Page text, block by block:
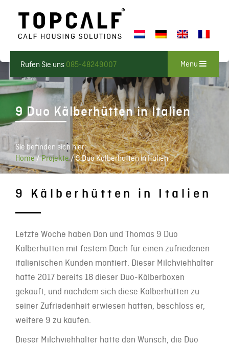
Rufen Sie uns 085-48249007 Menu
9 Duo Kälberhütten in Italien
Sie befinden sich hier:
Home/Projekte/9 Duo Kälberhütten in Italien
9 Kälberhütten in Italien
Letzte Woche haben Don und Thomas 9 Duo
Kälberhütten mit festem Dach für einen zufriedenen
italienischen Kunden montiert. Dieser Milchviehhalter
hatte 2017 bereits 18 dieser Duo-Kälberboxen
gekauft, und nachdem sich diese Kälberhütten zu
seiner Zufriedenheit erwiesen hatten, beschloss er,
weitere 9 zu kaufen.
Dieser Milchviehhalter hatte den Wunsch, die Duo